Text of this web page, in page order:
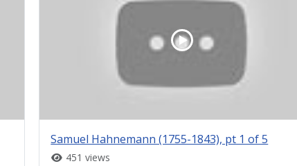
Samuel Hahnemann (1755-1843), pt 1 of 5
451 views